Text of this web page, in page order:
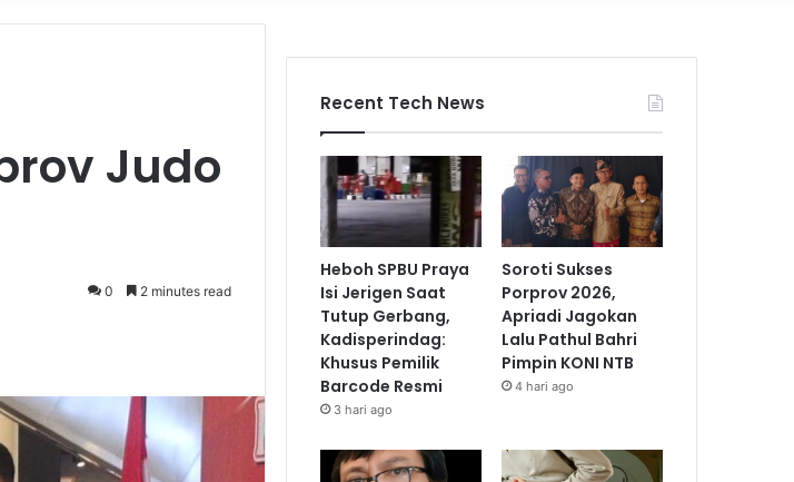
Judo
0 2 minutes read
Recent Tech News
Heboh SPBU Praya
Isi Jerigen Saat
Tutup Gerbang,
Kadisperindag:
Khusus Pemilik
Barcode Resmi
3 hari ago
Soroti Sukses
Porprov 2026,
Apriadi Jagokan
Lalu Pathul Bahri
Pimpin KONI NTB
4 hari ago